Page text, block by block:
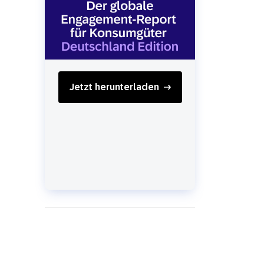
Mobile Wallet
Contact
Center
Jetzt herunterladen